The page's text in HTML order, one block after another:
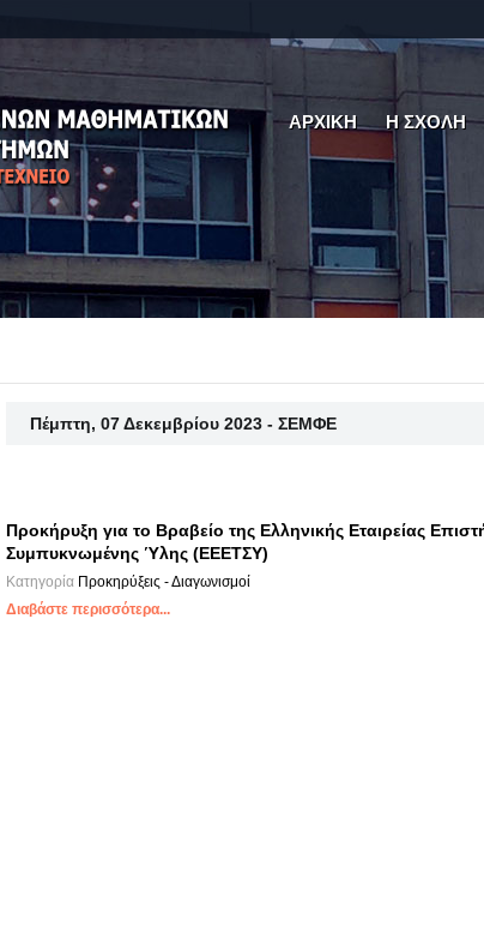
ΑΡΧΙΚΗ Η ΣΧΟΛΗ
Πέμπτη, 07 Δεκεμβρίου 2023 - ΣΕΜΦΕ
Προκήρυξη για το Βραβείο της Ελληνικής Εταιρείας
Συμπυκνωμένης Ύλης (ΕΕΕΤΣΥ)
Κατηγορία Προκηρύξεις - Διαγωνισμοί
Διαβάστε περισσότερα...